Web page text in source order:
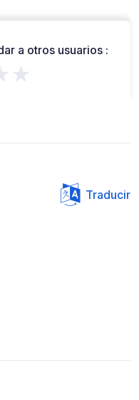
a otros usuarios :
Traducir